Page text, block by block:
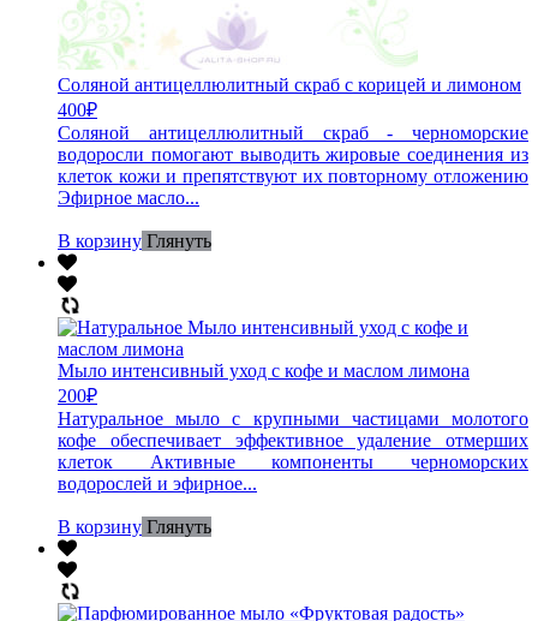
Соляной антицеллюлитный скраб с корицей и лимоном
400₽
Соляной антицеллюлитный скраб - черноморские
водоросли помогают выводить жировые соединения из
клеток кожи и препятствуют их повторному отложению
Эфирное масло...
В корзину Глянуть
Мыло интенсивный уход с кофе и маслом лимона
200₽
Натуральное мыло с крупными частицами молотого
кофе обеспечивает эффективное удаление отмерших
клеток Активные компоненты черноморских
водорослей и эфирное...
В корзину Глянуть